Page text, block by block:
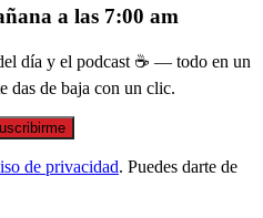
a las 7:00 am
día y el podcast ☕ — todo en un
das de baja con un clic.
de privacidad. Puedes darte de